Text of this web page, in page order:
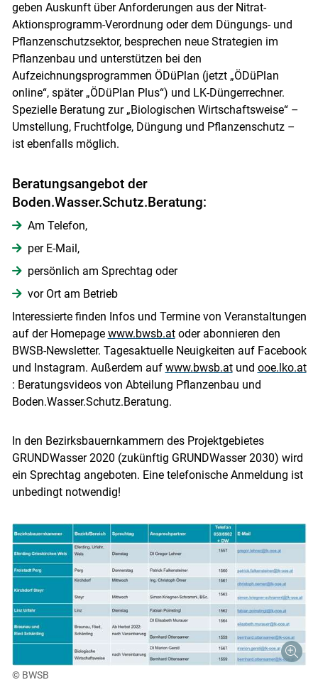
Skip to main content
geben Auskunft über Anforderungen aus der Nitrat-
Aktionsprogramm-Verordnung oder dem Düngungs- und
Pflanzenschutzsektor, besprechen neue Strategien im
Pflanzenbau und unterstützen bei den
Aufzeichnungsprogrammen ÖDüPlan (jetzt „ÖDüPlan
online“, später „ÖDüPlan Plus“) und LK-Düngerrechner.
Spezielle Beratung zur „Biologischen Wirtschaftsweise“ –
Umstellung, Fruchtfolge, Düngung und Pflanzenschutz –
ist ebenfalls möglich.
Beratungsangebot der
Boden.Wasser.Schutz.Beratung:
Am Telefon,
per E-Mail,
persönlich am Sprechtag oder
vor Ort am Betrieb
Interessierte finden Infos und Termine von Veranstaltungen
auf der Homepage www.bwsb.atoder abonnieren den
BWSB-Newsletter. Tagesaktuelle Neuigkeiten auf Facebook
und Instagram. Außerdem auf www.bwsb.atund ooe.lko.at
: Beratungsvideos von Abteilung Pflanzenbau und
Boden.Wasser.Schutz.Beratung.
In den Bezirksbauernkammern des Projektgebietes
GRUNDWasser 2020 (zukünftig GRUNDWasser 2030) wird
ein Sprechtag angeboten. Eine telefonische Anmeldung ist
unbedingt notwendig!
© BWSB